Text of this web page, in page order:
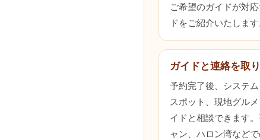
ご希望のガイドが対
ドをご紹介いたしま
ガイドと連絡を取
予約完了後、システ
スポット、現地グル
イドと相談できます
ャン、ハロン湾など